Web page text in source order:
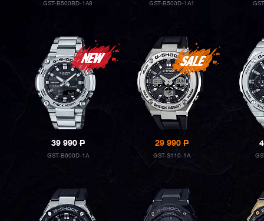
GST-B500BD-1A9 GST-B500D-1A1
39 990P
GST-B600D-1A
29 990P
GST-S110-1A